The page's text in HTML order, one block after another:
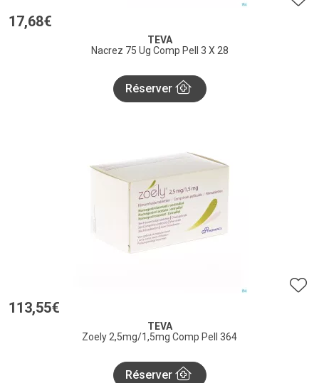
17,68€
TEVA
Nacrez 75 Ug Comp Pell 3 X 28
Réserver
113,55€
TEVA
Zoely 2,5mg/1,5mg Comp Pell 364
Réserver